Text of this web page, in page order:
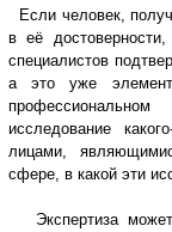
Если человек,
в её
специалистов
а это уже
исследование
лицами,
сфере, в какой эти
Экспертиза может